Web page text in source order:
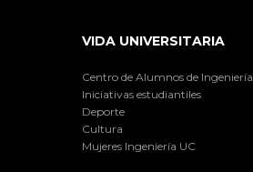
VIDA UNIVERSITARIA
Centro de Alumnos de Ingeniería
Iniciativas estudiantiles
Deporte
Cultura
Mujeres Ingeniería UC